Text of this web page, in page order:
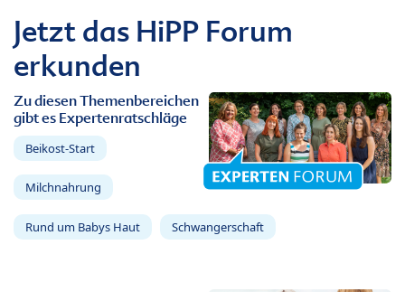
Jetzt das HiPP Forum
erkunden
Zu diesen Themenbereichen
gibt es Expertenratschläge
Beikost-Start
Milchnahrung
Rund um Babys Haut Schwangerschaft